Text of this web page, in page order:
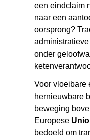
een eindclaim
naar een
oorsprong?
onder
Voor vloeibare
hernieuwbare
beweging
Europese
bedoeld om